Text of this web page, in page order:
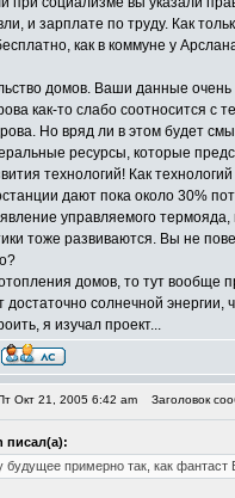
и зарплате по труду. Как
как в коммуне у
домов. Ваши данные
как-то слабо соотносится
Но вряд ли в этом будет
ресурсы, которые
технологий! Как
дают пока около 30%
управляемого
тоже развиваются. Вы не
домов, то тут вообще
достаточно солнечной
я изучал проект...
Окт 21, 2005 6:42 am Заголовок
писал(а):
будущее примерно так, как